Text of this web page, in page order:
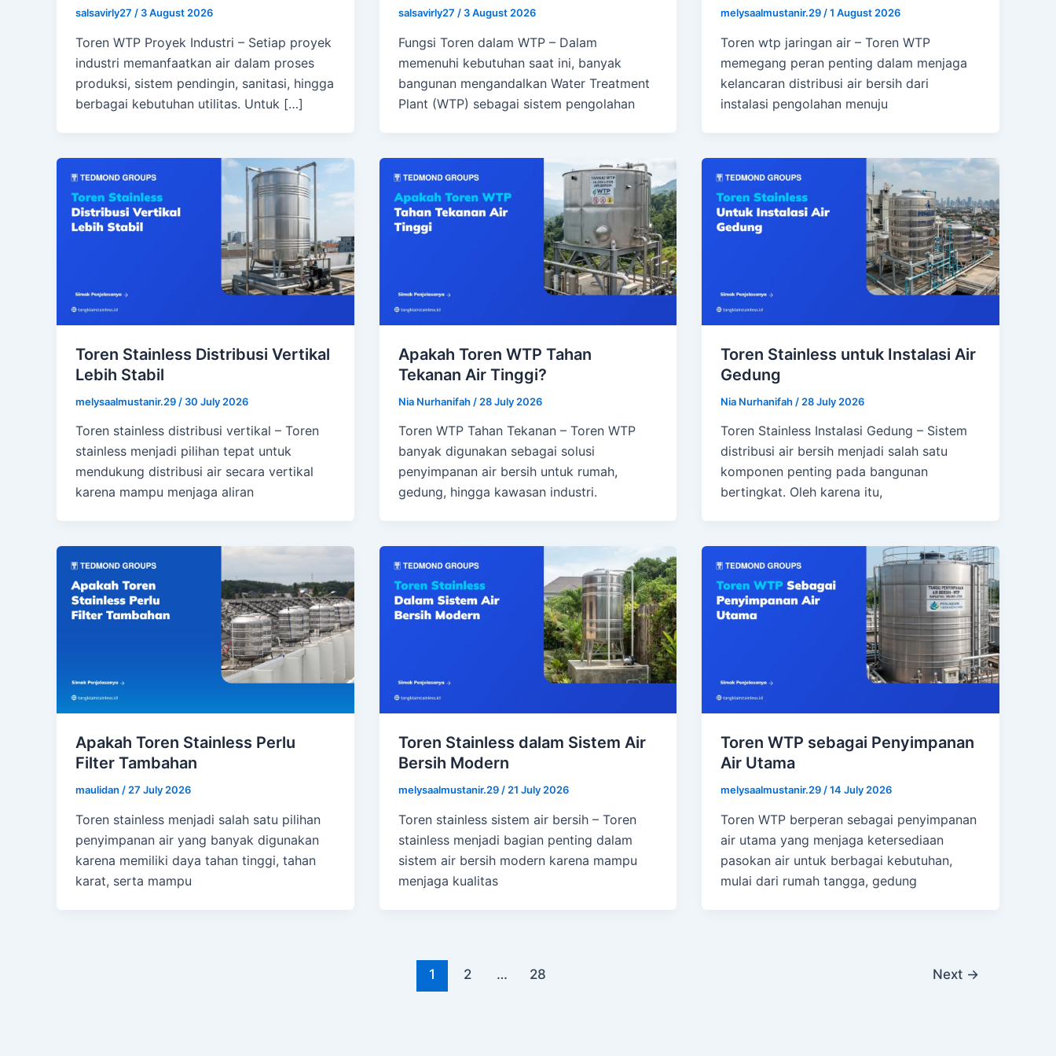
salsavirly27 / 3 August 2026
Toren WTP Proyek Industri – Setiap proyek
industri memanfaatkan air dalam proses
produksi, sistem pendingin, sanitasi, hingga
berbagai kebutuhan utilitas. Untuk […]
salsavirly27 / 3 August 2026
Fungsi Toren dalam WTP – Dalam
memenuhi kebutuhan saat ini, banyak
bangunan mengandalkan Water Treatment
Plant (WTP) sebagai sistem pengolahan
melysaalmustanir.29 /1 August 2026
Toren wtp jaringan air – Toren WTP
memegang peran penting dalam menjaga
kelancaran distribusi air bersih dari
instalasi pengolahan menuju
Toren Stainless Distribusi Vertikal
Lebih Stabil
melysaalmustanir.29 / 30 July 2026
Toren stainless distribusi vertikal – Toren
stainless menjadi pilihan tepat untuk
mendukung distribusi air secara vertikal
karena mampu menjaga aliran
Apakah Toren WTP Tahan
Tekanan Air Tinggi?
Nia Nurhanifah / 28 July 2026
Toren WTP Tahan Tekanan – Toren WTP
banyak digunakan sebagai solusi
penyimpanan air bersih untuk rumah,
gedung, hingga kawasan industri.
Toren Stainless untuk Instalasi Air
Gedung
Nia Nurhanifah / 28 July 2026
Toren Stainless Instalasi Gedung – Sistem
distribusi air bersih menjadi salah satu
komponen penting pada bangunan
bertingkat. Oleh karena itu,
Apakah Toren Stainless Perlu
Filter Tambahan
maulidan / 27 July 2026
Toren stainless menjadi salah satu pilihan
penyimpanan air yang banyak digunakan
karena memiliki daya tahan tinggi, tahan
karat, serta mampu
Toren Stainless dalam Sistem Air
Bersih Modern
melysaalmustanir.29 / 21 July 2026
Toren stainless sistem air bersih – Toren
stainless menjadi bagian penting dalam
sistem air bersih modern karena mampu
menjaga kualitas
Toren WTP sebagai Penyimpanan
Air Utama
melysaalmustanir.29 /14 July 2026
Toren WTP berperan sebagai penyimpanan
air utama yang menjaga ketersediaan
pasokan air untuk berbagai kebutuhan,
mulai dari rumah tangga, gedung
1 2 … 28 Next →